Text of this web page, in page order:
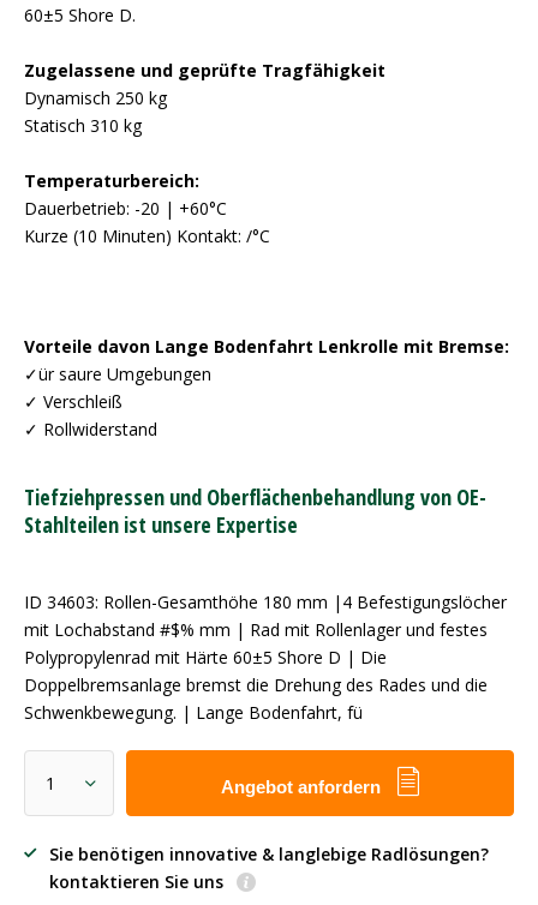
60±5 Shore D.
Zugelassene und geprüfte Tragfähigkeit
Dynamisch 250 kg
Statisch 310 kg
Temperaturbereich:
Dauerbetrieb: -20 | +60°C
Kurze (10 Minuten) Kontakt: /°C
Vorteile davon Lange Bodenfahrt Lenkrolle mit Bremse:
✓ür saure Umgebungen
✓ Verschleiß
✓ Rollwiderstand
Tiefziehpressen und Oberflächenbehandlung von OE-
Stahlteilen ist unsere Expertise
ID 34603: Rollen-Gesamthöhe 180 mm |4 Befestigungslöcher
mit Lochabstand #$% mm | Rad mit Rollenlager und festes
Polypropylenrad mit Härte 60±5 Shore D | Die
Doppelbremsanlage bremst die Drehung des Rades und die
Schwenkbewegung. | Lange Bodenfahrt, fü
Angebot anfordern
Sie benötigen innovative & langlebige Radlösungen?
kontaktieren Sie uns